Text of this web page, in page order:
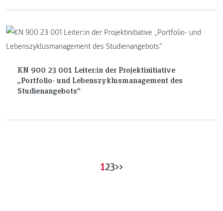
KN 900 23 001 Leiter:in der Projektinitiative
„Portfolio- und Lebenszyklusmanagement des
Studienangebots“
123>>